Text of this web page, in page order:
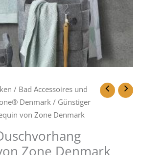
/ Bad Accessoires und
Denmark / Günstiger
von Zone Denmark
Zone Denmark